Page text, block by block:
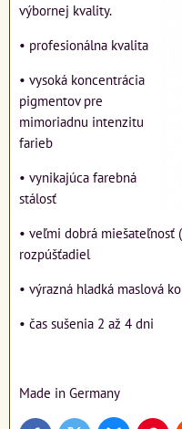
výbornej kvality.
• profesionálna kvalita
• vysoká koncentrácia
pigmentov pre
mimoriadnu intenzitu
farieb
• vynikajúca farebná
stálosť
• veľmi dobrá miešateľnosť
rozpúšťadiel
• výrazná hladká maslová
• čas sušenia 2 až 4 dni
Made in Germany